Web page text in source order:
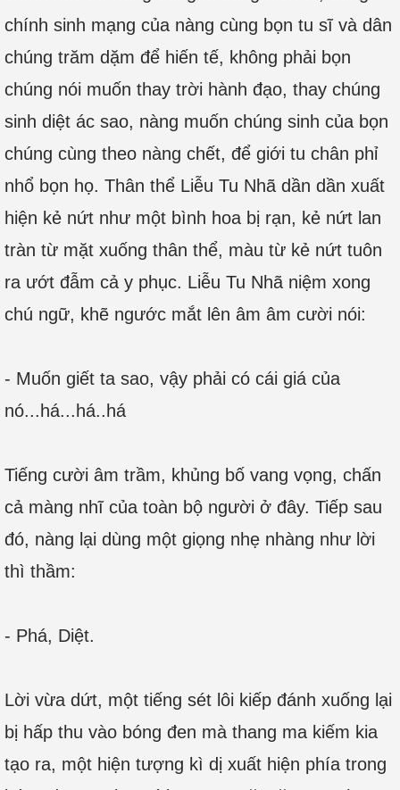
chính sinh mạng của nàng cùng bọn tu sĩ và dân
chúng trăm dặm để hiến tế, không phải bọn
chúng nói muốn thay trời hành đạo, thay chúng
sinh diệt ác sao, nàng muốn chúng sinh của bọn
chúng cùng theo nàng chết, để giới tu chân phỉ
nhổ bọn họ. Thân thể Liễu Tu Nhã dần dần xuất
hiện kẻ nứt như một bình hoa bị rạn, kẻ nứt lan
tràn từ mặt xuống thân thể, màu từ kẻ nứt tuôn
ra ướt đẫm cả y phục. Liễu Tu Nhã niệm xong
chú ngữ, khẽ ngước mắt lên âm âm cười nói:
- Muốn giết ta sao, vậy phải có cái giá của
nó...há...há..há
Tiếng cười âm trầm, khủng bố vang vọng, chấn
cả màng nhĩ của toàn bộ người ở đây. Tiếp sau
đó, nàng lại dùng một giọng nhẹ nhàng như lời
thì thầm:
- Phá, Diệt.
Lời vừa dứt, một tiếng sét lôi kiếp đánh xuống lại
bị hấp thu vào bóng đen mà thang ma kiếm kia
tạo ra, một hiện tượng kì dị xuất hiện phía trong